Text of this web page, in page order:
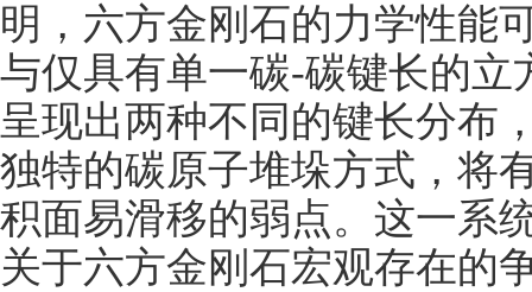
明，六方金刚石的力学性能
与仅具有单一碳-碳键长的
呈现出两种不同的键长分布
独特的碳原子堆垛方式，将
积面易滑移的弱点。这一系
关于六方金刚石宏观存在的